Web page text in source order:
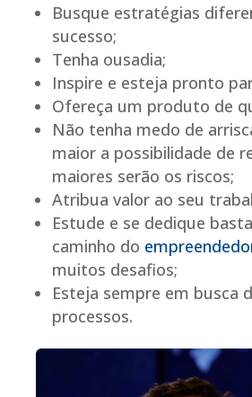
Busque estratégias
sucesso;
Tenha ousadia;
Inspire e esteja pronto
Ofereça um produto de
Não tenha medo de
maior a possibilidade de
maiores serão os riscos;
Atribua valor ao seu
Estude e se dedique
caminho do
muitos desafios;
Esteja sempre em busca
processos.